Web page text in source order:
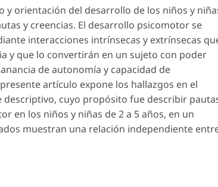
y orientación del desarrollo de los niños y
y creencias. El desarrollo psicomotor se
interacciones intrínsecas y extrínsecas
y que lo convertirán en un sujeto con poder
de autonomía y capacidad de
artículo expone los hallazgos en el
cuyo propósito fue describir
en los niños y niñas de 2 a 5 años, en un
muestran una relación independiente